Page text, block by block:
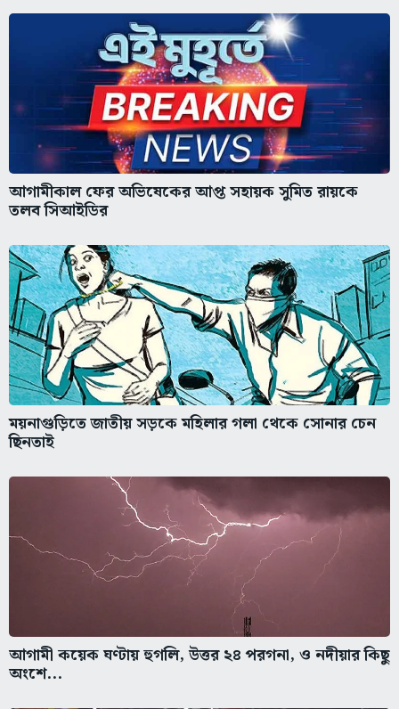
আগামীকাল ফের অভিষেকের আপ্ত সহায়ক সুমিত রায়কে
তলব সিআইডির
ময়নাগুড়িতে জাতীয় সড়কে মহিলার গলা থেকে সোনার চেন
ছিনতাই
আগামী কয়েক ঘণ্টায় হুগলি, উত্তর ২৪ পরগনা, ও নদীয়ার কিছু
অংশে...